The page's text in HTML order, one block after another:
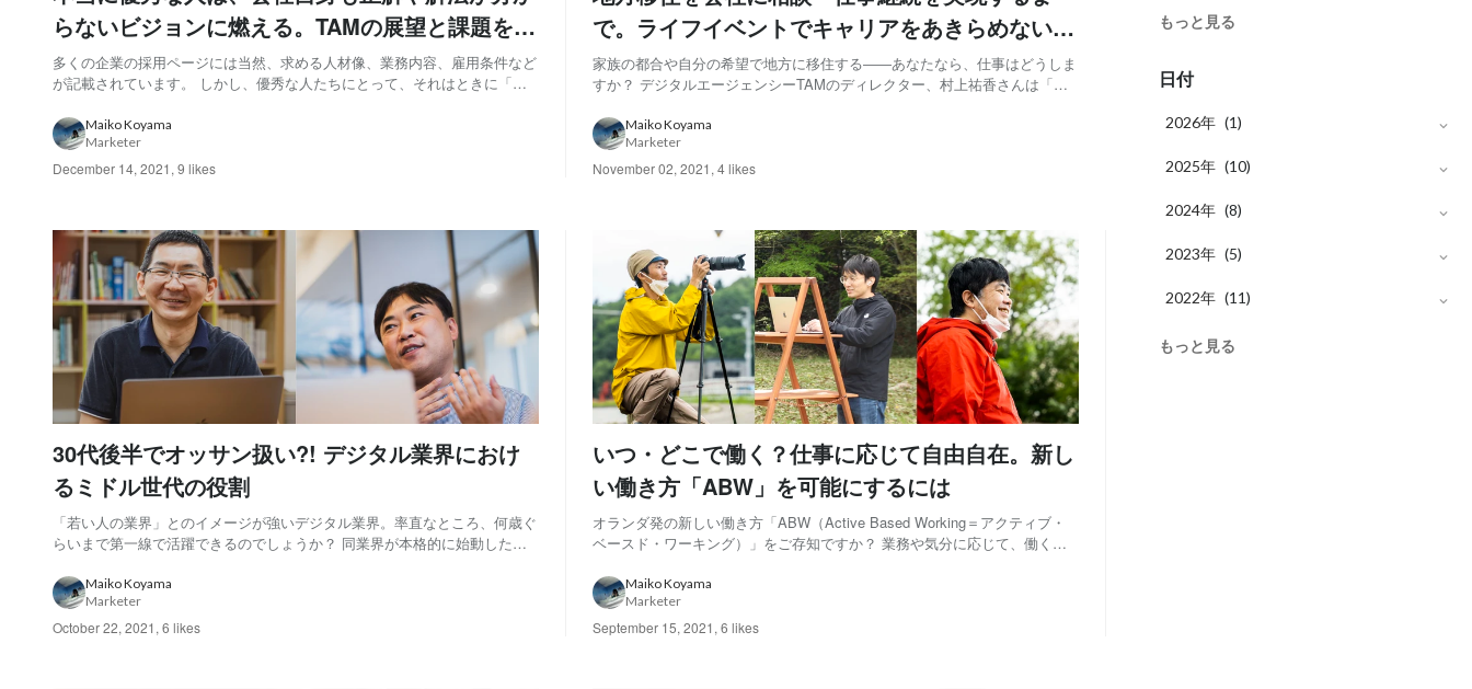
らないビジョンに燃える。TAMの展望と課題をさ
らけ出す
多くの企業の採用ページには当然、求める人材像、業務内容、雇用条件など
が記載されています。 しかし、優秀な人たちにとって、それはときに「す
はないか？ 優秀な人たちが「本当に」求めているのは、その会社自身も正
解や解法が分かっていないビジョン。そのほう...
Maiko Koyama
Marketer
December 14, 2021 , 9 likes
で。ライフイベントでキャリアをあきらめない働
き方
家族の都合や自分の希望で地方に移住する――あなたなら、仕事はどうしま
すか？ デジタルエージェンシーTAMのディレクター、村上祐香さんは「沖
れまで通りに仕事を進めるには、どのような組織マネジメントやコミュニケ
ーションが必要なのでしょうか？ また、ど...
Maiko Koyama
Marketer
November 02, 2021 , 4 likes
30代後半でオッサン扱い?! デジタル業界におけ
るミドル世代の役割
「若い人の業界」とのイメージが強いデジタル業界。率直なところ、何歳ぐ
らいまで第一線で活躍できるのでしょうか？ 同業界が本格的に始動したの
やWebデザインに携わってきた社員が、今40代後半に差し掛かり、初めてこ
の問題に直面しています。 デジタル...
Maiko Koyama
Marketer
October 22, 2021 , 6 likes
いつ・どこで働く？仕事に応じて自由自在。新し
い働き方「ABW」を可能にするには
オランダ発の新しい働き方「ABW（Active Based Working＝アクティブ・
ベースド・ワーキング）」をご存知ですか？ 業務や気分に応じて、働くタ
企業で取り入れられているものです。 日本でも場所に縛られない「フリー
アドレス」や「リモート...
Maiko Koyama
Marketer
September 15, 2021 , 6 likes
もっと見る
日付
2026年 (1)
2月 (1)
2025年 (10)
10月 (1)
9月 (1)
8月 (2)
6月 (1)
2024年 (8)
10月 (1)
9月 (2)
7月 (1)
2023年 (5)
10月 (1)
7月 (1)
2022年 (11)
12月 (1)
もっと見る